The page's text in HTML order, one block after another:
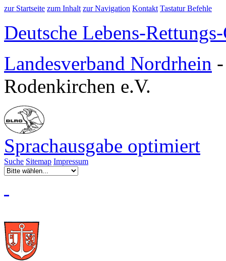
zur Startseite zum Inhalt zur Navigation Kontakt Tastatur Befehle
Deutsche Lebens-
Landesverband Nordrhein
Rodenkirchen e.V.
Sprachausgabe optimiert
Suche Sitemap Impressum